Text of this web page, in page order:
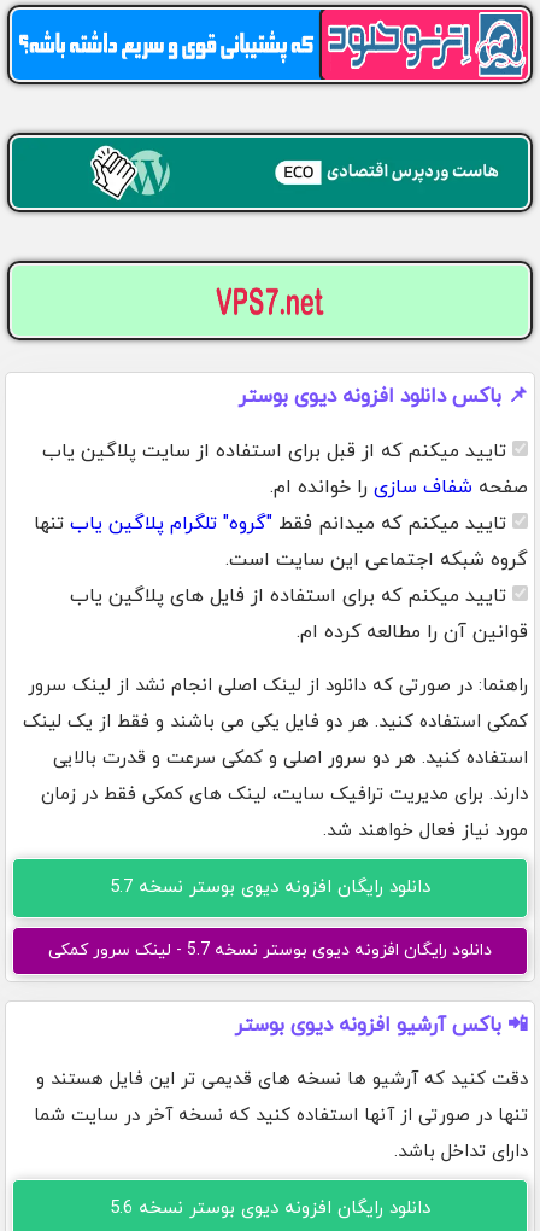
📌 باکس دانلود افزونه دیوی بوستر
تایید میکنم که از قبل برای استفاده از سایت پلاگین یاب
صفحه شفاف سازی را خوانده ام.
تایید میکنم که میدانم فقط "گروه" تلگرام پلاگین یاب تنها
گروه شبکه اجتماعی این سایت است.
تایید میکنم که برای استفاده از فایل های پلاگین یاب
قوانین آن را مطالعه کرده ام.
راهنما: در صورتی که دانلود از لینک اصلی انجام نشد از لینک سرور
کمکی استفاده کنید. هر دو فایل یکی می باشند و فقط از یک لینک
استفاده کنید. هر دو سرور اصلی و کمکی سرعت و قدرت بالایی
دارند. برای مدیریت ترافیک سایت، لینک های کمکی فقط در زمان
مورد نیاز فعال خواهند شد.
دانلود رایگان افزونه دیوی بوستر نسخه 5.7
دانلود رایگان افزونه دیوی بوستر نسخه 5.7 - لینک سرور کمکی
📲 باکس آرشیو افزونه دیوی بوستر
دقت کنید که آرشیو ها نسخه های قدیمی تر این فایل هستند و
تنها در صورتی از آنها استفاده کنید که نسخه آخر در سایت شما
دارای تداخل باشد.
دانلود رایگان افزونه دیوی بوستر نسخه 5.6